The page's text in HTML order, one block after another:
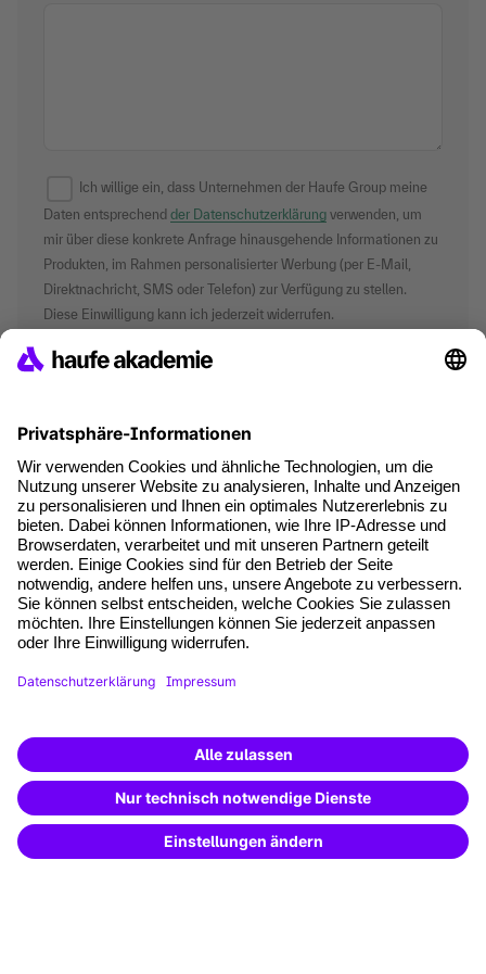
Ich willige ein, dass Unternehmen der Haufe Group meine
Daten entsprechend der Datenschutzerklärung verwenden, um
mir über diese konkrete Anfrage hinausgehende Informationen zu
Produkten, im Rahmen personalisierter Werbung (per E-Mail,
Direktnachricht, SMS oder Telefon) zur Verfügung zu stellen.
Diese Einwilligung kann ich jederzeit widerrufen.
*Pflichtfelder
where tech professionals grow
AGB
Datenschutz
Cookie-Einstellungen
Vertrag widerrufen